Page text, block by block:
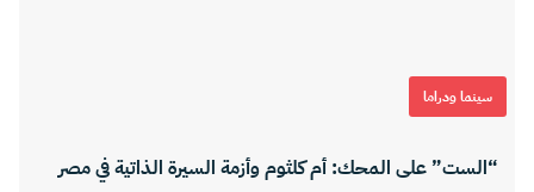
سينما ودراما
“الست” على المحك: أم كلثوم وأزمة السيرة الذاتية في مصر